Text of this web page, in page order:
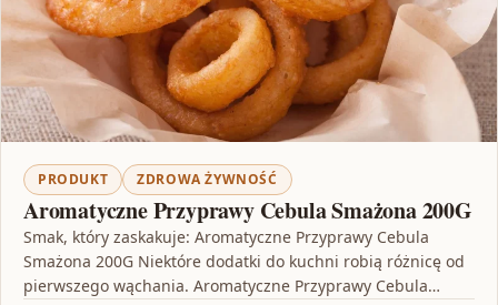
PRODUKT ZDROWA ŻYWNOŚĆ
Aromatyczne Przyprawy Cebula Smażona 200G
Smak, który zaskakuje: Aromatyczne Przyprawy Cebula
Smażona 200G Niektóre dodatki do kuchni robią różnicę od
pierwszego wąchania. Aromatyczne Przyprawy Cebula